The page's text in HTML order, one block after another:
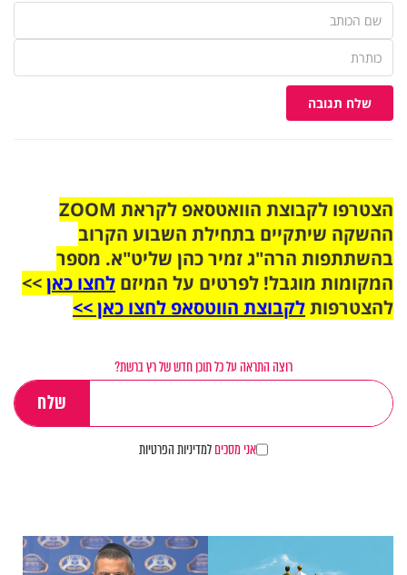
שלח תגובה
הצטרפו לקבוצת הוואטסאפ לקראת ZOOM
ההשקה שיתקיים בתחילת השבוע הקרוב
בהשתתפות הרה"ג זמיר כהן שליט"א. מספר
המקומות מוגבל! לפרטים על המיזם לחצו כאן>>
להצטרפותלקבוצת הווטסאפ לחצו כאן >>
רוצה התראה על כל תוכן חדש של רץ ברשת?
אני מסכיםלמדיניות הפרטיות